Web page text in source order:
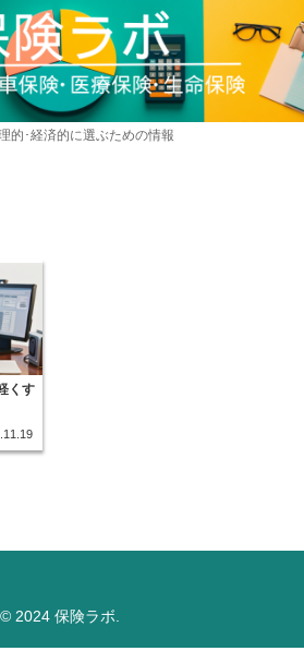
的･経済的に選ぶための情報
くす
© 2024 保険ラボ.